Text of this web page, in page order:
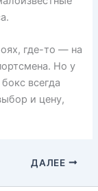
где-то — на
Но у
всегда
и цену,
ДАЛЕЕ